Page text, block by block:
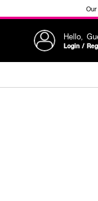
Hello,
Login /